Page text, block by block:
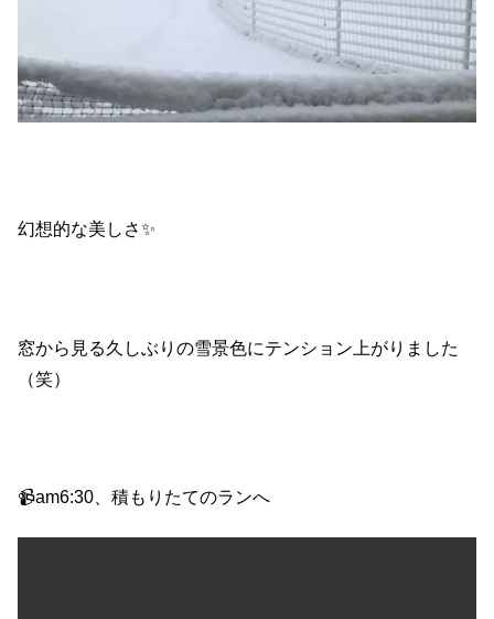
幻想的な美しさ✨
窓から見る久しぶりの雪景色にテンション上がりました
（笑）
📹am6:30、積もりたてのランへ